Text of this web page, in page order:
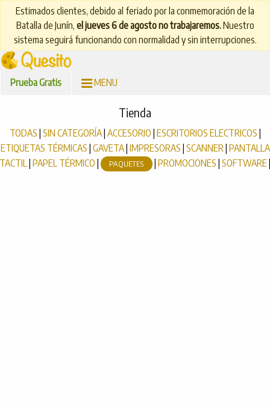
Estimados clientes, debido al feriado por la conmemoración de la
Batalla de Junín, el jueves 6 de agosto no trabajaremos.Nuestro
sistema seguirá funcionando con normalidad y sin interrupciones.
Prueba Gratis MENU
Tienda
TODAS | SIN CATEGORÍA| ACCESORIO | ESCRITORIOS ELECTRICOS |
ETIQUETAS TÉRMICAS | GAVETA| IMPRESORAS | SCANNER | PANTALLA
TACTIL |PAPEL TÉRMICO | PAQUETES | PROMOCIONES | SOFTWARE|